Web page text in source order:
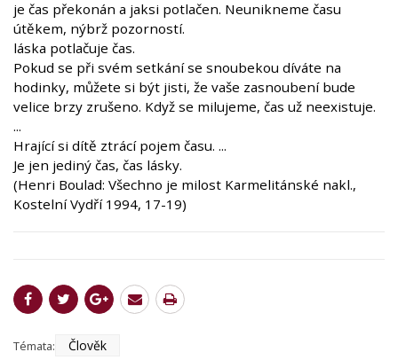
je čas překonán a jaksi potlačen. Neunikneme času
útěkem, nýbrž pozorností.
láska potlačuje čas.
Pokud se při svém setkání se snoubekou díváte na
hodinky, můžete si být jisti, že vaše zasnoubení bude
velice brzy zrušeno. Když se milujeme, čas už neexistuje.
...
Hrající si dítě ztrácí pojem času. ...
Je jen jediný čas, čas lásky.
(Henri Boulad: Všechno je milost Karmelitánské nakl.,
Kostelní Vydří 1994, 17-19)
Témata: Člověk